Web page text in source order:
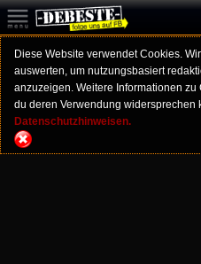
Diese Website verwendet Cookies.
auswerten, um nutzungsbasiert
anzuzeigen. Weitere Informationen
du deren Verwendung widersprechen
Datenschutzhinweisen.